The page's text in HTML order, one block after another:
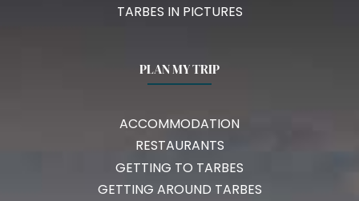
TARBES IN PICTURES
PLAN MY TRIP
ACCOMMODATION
RESTAURANTS
GETTING TO TARBES
GETTING AROUND TARBES